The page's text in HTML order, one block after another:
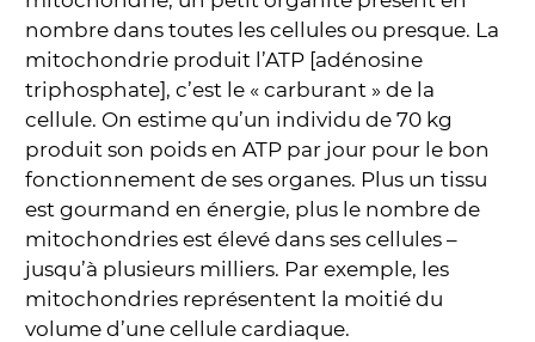
nombre dans toutes les cellules ou presque. La
mitochondrie produit l’ATP [adénosine
triphosphate], c’est le « carburant » de la
cellule. On estime qu’un individu de 70 kg
produit son poids en ATP par jour pour le bon
fonctionnement de ses organes. Plus un tissu
est gourmand en énergie, plus le nombre de
mitochondries est élevé dans ses cellules –
jusqu’à plusieurs milliers. Par exemple, les
mitochondries représentent la moitié du
volume d’une cellule cardiaque.